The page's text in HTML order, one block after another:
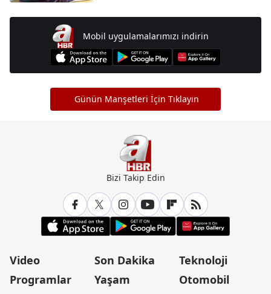
Mobil uygulamalarımızı indirin
Günün Manşetleri İçin Tıklayın
Bizi Takip Edin
Video
Programlar
Son Dakika
Yaşam
Teknoloji
Otomobil